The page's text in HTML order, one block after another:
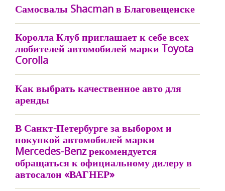
Самосвалы Shacman в Благовещенске
Королла Клуб приглашает к себе всех
любителей автомобилей марки Toyota
Corolla
Как выбрать качественное авто для
аренды
В Санкт-Петербурге за выбором и
покупкой автомобилей марки
Mercedes-Benz рекомендуется
обращаться к официальному дилеру в
автосалон «ВАГНЕР»